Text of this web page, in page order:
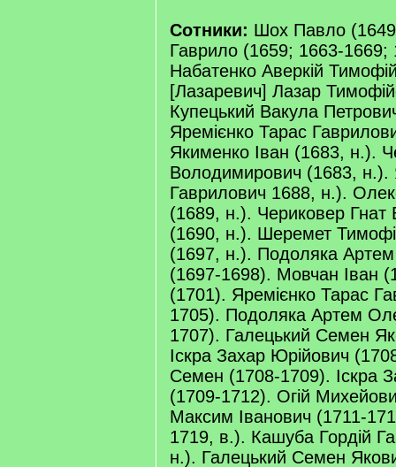
Сотники: Шох Павло
Гаврило (1659; 1663-1669;
Набатенко Аверкій
[Лазаревич] Лазар
Купецький Вакула
Яремієнко Тарас
Якименко Іван (1683, н.).
Володимирович (1683, н.).
Гаврилович 1688, н.).
(1689, н.). Чериковер
(1690, н.). Шеремет
(1697, н.). Подоляка Артем
(1697-1698). Мовчан Іван
(1701). Яремієнко Тарас
1705). Подоляка Артем
1707). Галецький Семен
Іскра Захар Юрійович
Семен (1708-1709). Іскра
(1709-1712). Огій
Максим Іванович (1711-
1719, в.). Кашуба Гордій
н.). Галецький Семен